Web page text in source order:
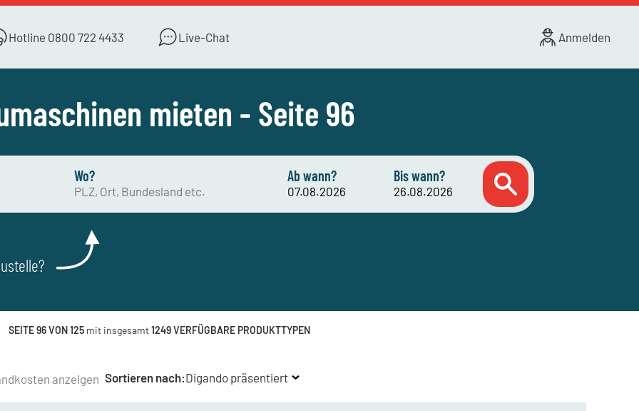
Hotline 0800 722 4433 Live-Chat Anmelden
mieten - Seite 96
Wo? Ab wann? Bis wann?
SEITE 96 VON 125 mit insgesamt1249 VERFÜGBARE PRODUKTTYPEN
anzeigen Sortieren nach:Digando präsentiert